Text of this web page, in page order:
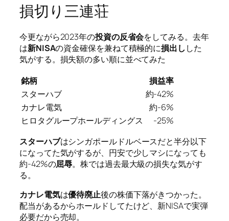
損切り三連荘
今更ながら2023年の投資の反省会をしてみる。去年
は新NISAの資金確保を兼ねて積極的に損出し した
気がする。損失額の多い順に並べてみた
銘柄
損益率
スターハブ
約-42%
カナレ電気
約-6%
ヒロタグループホールディングス
-25%
スターハブはシンガポールドルベースだと半分以下
になってた気がするが、円安で少しマシになっても
約-42%の屈辱。株では過去最大級の損失な気がす
る。
カナレ電気は優待廃止後の株価下落がきつかった。
配当があるからホールドしてたけど、新NISAで実弾
必要だから売却。